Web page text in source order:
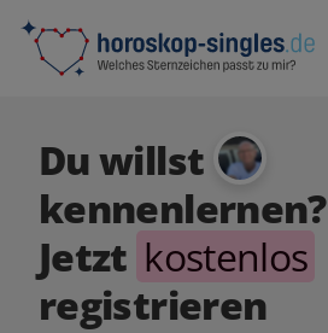
Du willst
kennenlernen?
Jetzt kostenlos
registrieren